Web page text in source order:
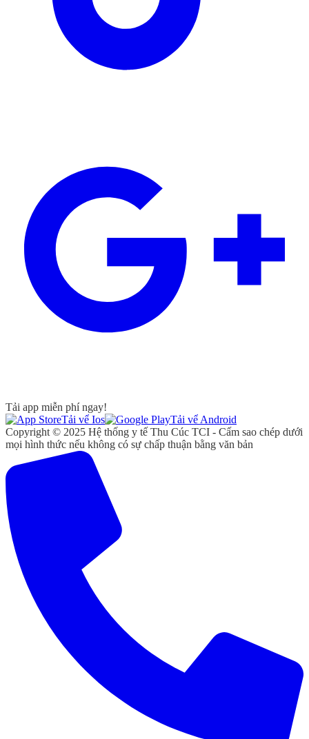
Tải app miễn phí ngay!
Tải vể Ios
Tải vể Android
Copyright © 2025 Hệ thống y tế Thu Cúc TCI - Cấm sao chép dưới
mọi hình thức nếu không có sự chấp thuận bằng văn bản